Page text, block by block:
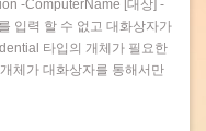
-ComputerName [대상] -
입력 할 수 없고 대화상자가
타입의 개체가 필요한
체가 대화상자를 통해서만